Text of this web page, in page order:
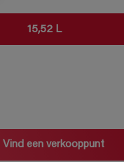
15,52 L
Vind een verkooppunt